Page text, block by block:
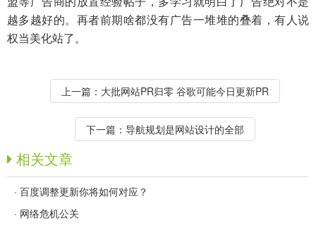
越多越好的。再者前期啥都没有广告一堆堆的叠着，有人说
权当美化站了。
上一篇： 大批网站PR归零 谷歌可能今日更新PR
下一篇： 导航规划是网站设计的全部
相关文章
· 百度调整更新你将如何对应？
· 网络危机公关